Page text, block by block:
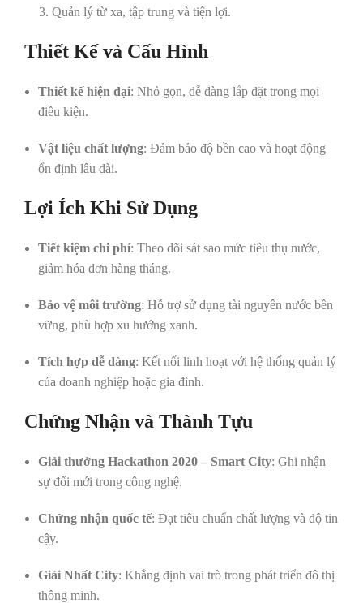
Quản lý từ xa, tập trung và tiện lợi.
Thiết Kế và Cấu Hình
Thiết kế hiện đại: Nhỏ gọn, dễ dàng lắp đặt trong mọi
điều kiện.
Vật liệu chất lượng: Đảm bảo độ bền cao và hoạt động
ổn định lâu dài.
Lợi Ích Khi Sử Dụng
Tiết kiệm chi phí: Theo dõi sát sao mức tiêu thụ nước,
giảm hóa đơn hàng tháng.
Bảo vệ môi trường: Hỗ trợ sử dụng tài nguyên nước bền
vững, phù hợp xu hướng xanh.
Tích hợp dễ dàng: Kết nối linh hoạt với hệ thống quản lý
của doanh nghiệp hoặc gia đình.
Chứng Nhận và Thành Tựu
Giải thưởng Hackathon 2020 – Smart City: Ghi nhận
sự đổi mới trong công nghệ.
Chứng nhận quốc tế: Đạt tiêu chuẩn chất lượng và độ tin
cậy.
Giải Nhất City: Khẳng định vai trò trong phát triển đô thị
thông minh.